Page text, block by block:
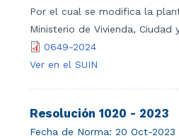
Por el cual se modifica la
Ministerio de Vivienda, Ciudad
0649-2024
Ver en el SUIN
Resolución 1020 - 2023
Fecha de Norma: 20 Oct-2023